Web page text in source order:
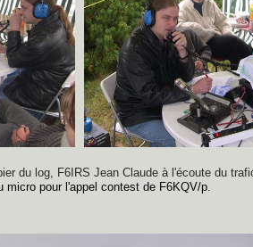
du log, F6IRS Jean Claude à l'écoute du
micro pour l'appel contest de F6KQV/p.